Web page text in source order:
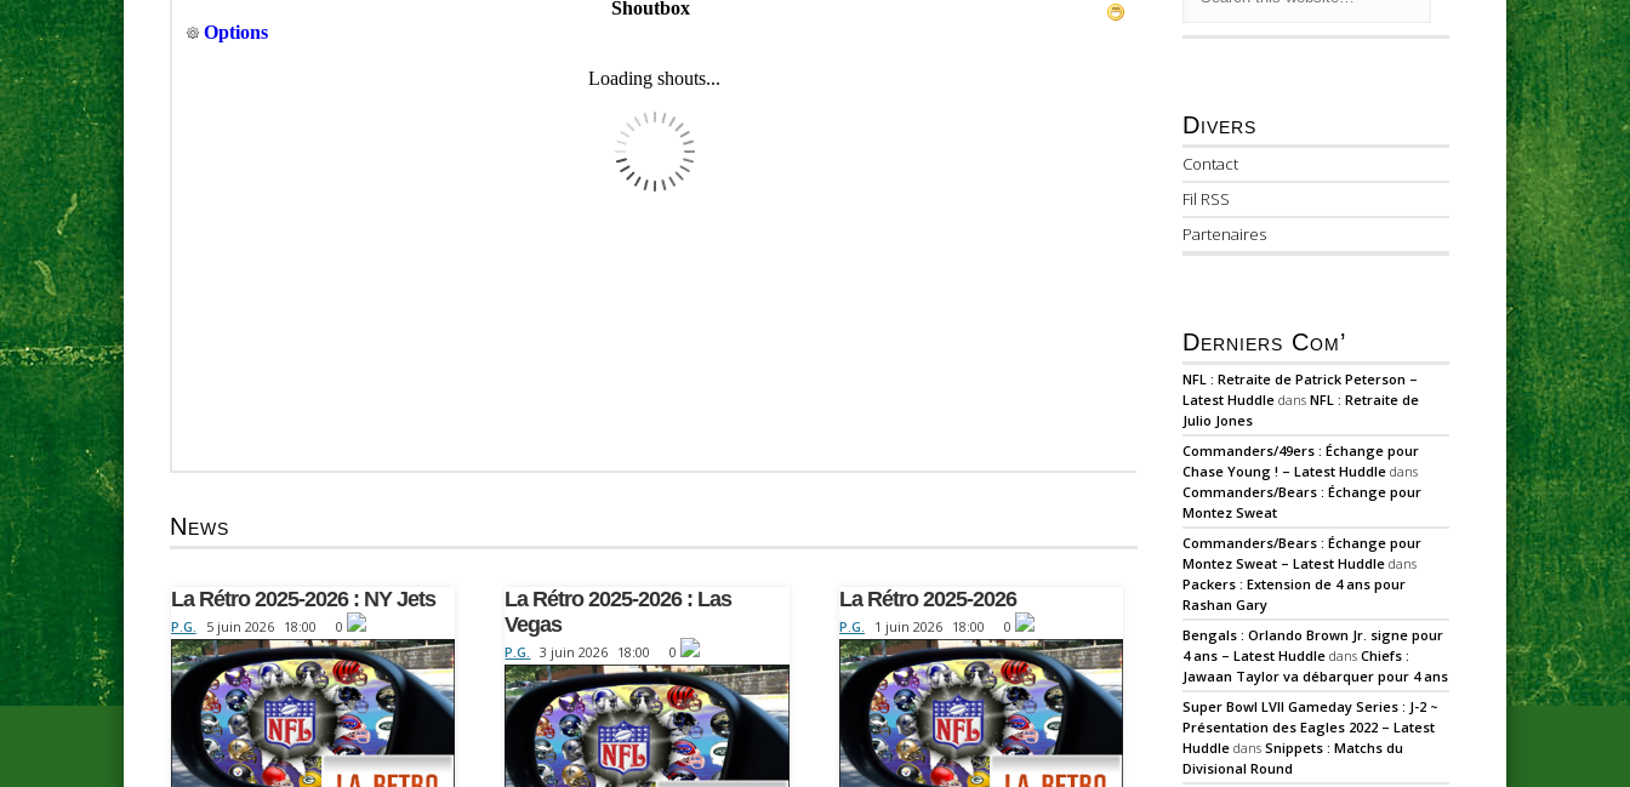
News
La Rétro 2025-2026 : NY Jets
P.G. 5 juin 2026 18:00 0
La Rétro 2025-2026 : Las
Vegas
P.G. 3 juin 2026 18:00 0
La Rétro 2025-2026
P.G. 1 juin 2026 18:00 0
Divers
Contact
Fil RSS
Partenaires
Derniers Com’
NFL : Retraite de Patrick Peterson –
Latest Huddle dansNFL : Retraite de
Julio Jones
Commanders/49ers : Échange pour
Chase Young ! – Latest Huddle dans
Commanders/Bears : Échange pour
Montez Sweat
Commanders/Bears : Échange pour
Montez Sweat – Latest Huddle dans
Packers : Extension de 4 ans pour
Rashan Gary
Bengals : Orlando Brown Jr. signe pour
4 ans – Latest Huddle dansChiefs :
Jawaan Taylor va débarquer pour 4 ans
Super Bowl LVII Gameday Series : J-2 ~
Présentation des Eagles 2022 – Latest
Huddle dansSnippets : Matchs du
Divisional Round